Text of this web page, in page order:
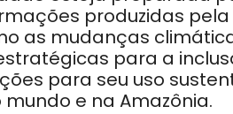
produzidas pela
as mudanças
para a
para seu uso
e na Amazônia.